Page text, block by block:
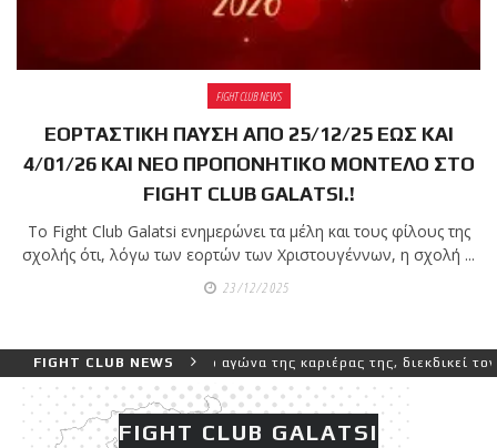
Ιωάννη
με την υποστήριξη της
Οι αθλητές
του Fight
Club Galatsi
ολοκλήρωσαν με επιτυχία
ζωνών!
Με μεγάλη
FIGHT CLUB NEWS
ΕΟΡΤΑΣΤΙΚΗ ΠΑΥΣΗ ΑΠΟ 25/12/25 ΕΩΣ ΚΑΙ
4/01/26 ΚΑΙ ΝΕΟ ΠΡΟΠΟΝΗΤΙΚΟ ΜΟΝΤΕΛΟ ΣΤΟ
FIGHT CLUB GALATSI.!
Το Fight Club Galatsi ενημερώνει τα μέλη και τους φίλους της
σχολής ότι, λόγω των εορτών των Χριστουγέννων, η σχολή ...
23/12/2025
FIGHT CLUB NEWS
και πιο δύσκολο αγώνα της καριέρας της, διεκδικεί
FIGHT CLUB GALATSI